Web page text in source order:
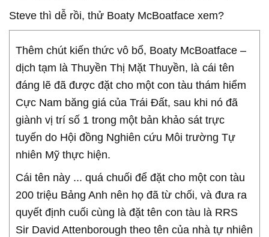
Steve thì dễ rồi, thử Boaty McBoatface xem?
Thêm chút kiến thức vô bổ, Boaty McBoatface –
dịch tạm là Thuyền Thị Mặt Thuyền, là cái tên
đáng lẽ đã được đặt cho một con tàu thám hiểm
Cực Nam băng giá của Trái Đất, sau khi nó đã
giành vị trí số 1 trong một bản khảo sát trực
tuyến do Hội đồng Nghiên cứu Môi trường Tự
nhiên Mỹ thực hiện.
Cái tên này ... quá chuối để đặt cho một con tàu
200 triệu Bảng Anh nên họ đã từ chối, và đưa ra
quyết định cuối cùng là đặt tên con tàu là RRS
Sir David Attenborough theo tên của nhà tự nhiên